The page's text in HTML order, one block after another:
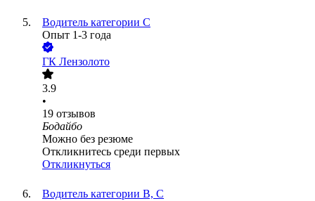
Водитель категории С
Опыт 1-3 года
ГК Лензолото
3.9
•
19 отзывов
Бодайбо
Можно без резюме
Откликнитесь среди первых
Откликнуться
Водитель категории B, С